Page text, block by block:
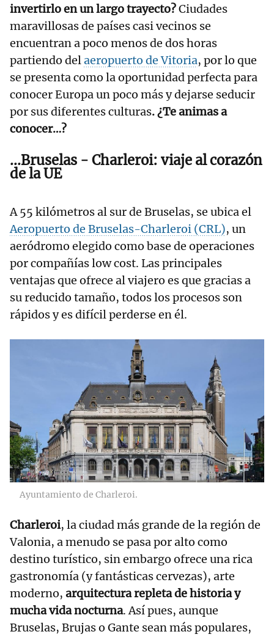
invertirlo en un largo trayecto?Ciudades
maravillosas de países casi vecinos se
encuentran a poco menos de dos horas
partiendo delaeropuerto de Vitoria, por lo que
se presenta como la oportunidad perfecta para
conocer Europa un poco más y dejarse seducir
por sus diferentes culturas. ¿Te animas a
conocer…?
...Bruselas - Charleroi: viaje al corazón
de la UE
A 55 kilómetros al sur de Bruselas, se ubica el
Aeropuerto de Bruselas-Charleroi (CRL), un
aeródromo elegido como base de operaciones
por compañías low cost. Las principales
ventajas que ofrece al viajero es que gracias a
su reducido tamaño, todos los procesos son
rápidos y es difícil perderse en él.
Ayuntamiento de Charleroi.
Charleroi, la ciudad más grande de la región de
Valonia, a menudo se pasa por alto como
destino turístico, sin embargo ofrece una rica
gastronomía (y fantásticas cervezas), arte
moderno, arquitectura repleta de historia y
mucha vida nocturna. Así pues, aunque
Bruselas, Brujas o Gante sean más populares,